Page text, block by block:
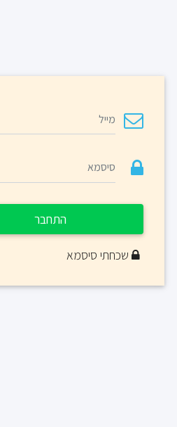
התחבר
שכחתי סיסמא